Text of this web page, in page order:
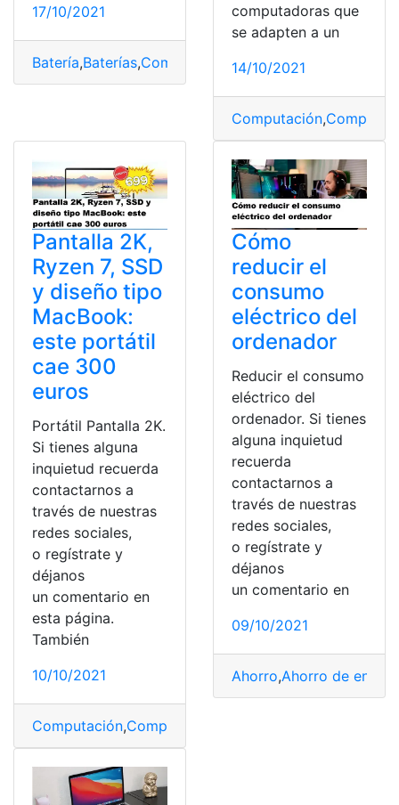
17/10/2021
Batería,Baterías,Computación ,Computador
computadoras que
se adapten a un
14/10/2021
Computación,
Pantalla 2K,
Ryzen 7, SSD
y diseño tipo
MacBook:
este portátil
cae 300
euros
Portátil Pantalla 2K.
Si tienes alguna
inquietud recuerda
contactarnos a
través de nuestras
redes sociales,
o regístrate y
déjanos
un comentario en
esta página.
También
10/10/2021
Computación,Computador
Cómo
reducir el
consumo
eléctrico del
ordenador
Reducir el consumo
eléctrico del
ordenador. Si tienes
alguna inquietud
recuerda
contactarnos a
través de nuestras
redes sociales,
o regístrate y
déjanos
un comentario en
09/10/2021
Ahorro,Ahorro de